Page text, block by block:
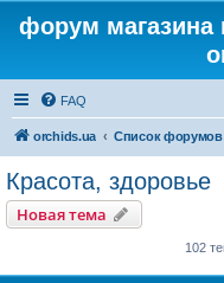
форум магазина
FAQ
orchids.ua Список форумов
Красота, здоровье
Новая тема
102